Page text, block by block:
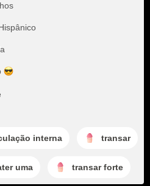
interna transar
uma transar forte